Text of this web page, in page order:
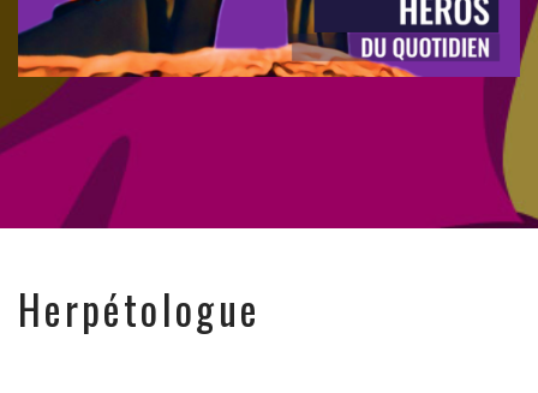
Herpétologue